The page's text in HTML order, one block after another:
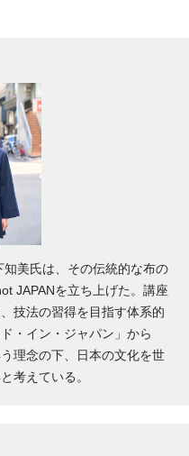
美氏は、その伝統的な布の
JAPANを立ち上げた。講座
技法の習得を目指す体系的
・イン・ジャパン」から
理念の下、日本の文化を世
考えている。